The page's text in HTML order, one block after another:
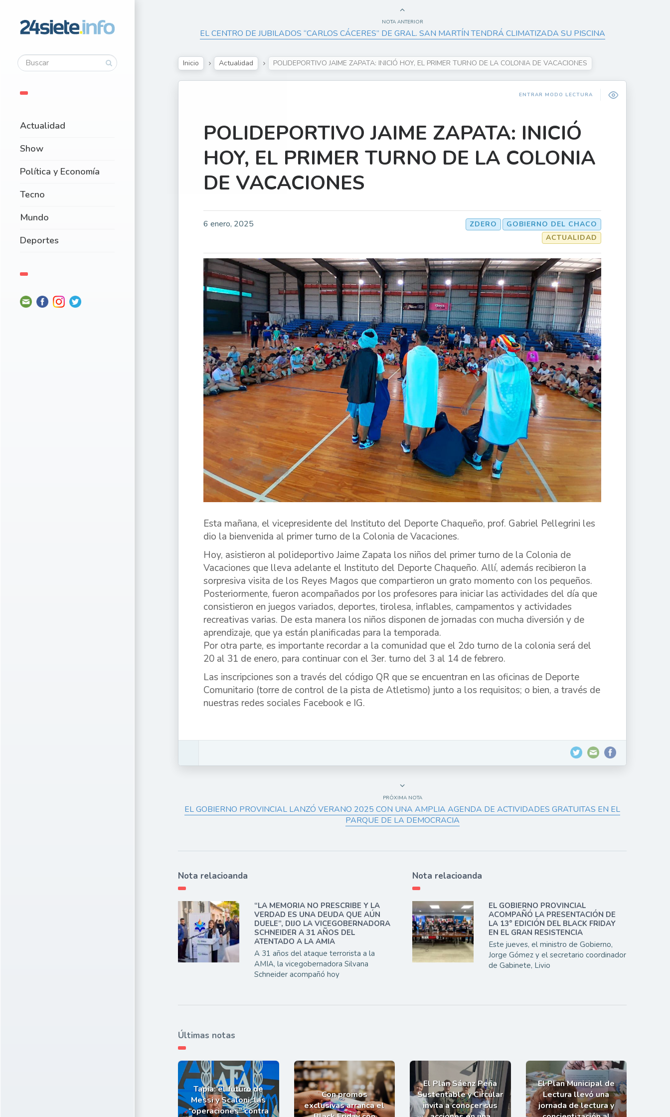
Actualidad
Show
Política y Economía
Tecno
Mundo
Deportes
NOTA ANTERIOR
EL CENTRO DE JUBILADOS “CARLOS CÁCERES” DE GRAL. SAN MARTÍN TENDRÁ CLIMATIZADA SU PISCINA
Inicio Actualidad POLIDEPORTIVO JAIME ZAPATA: INICIÓ HOY, EL PRIMER TURNO DE LA COLONIA DE VACACIONES
ENTRAR MODO LECTURA
POLIDEPORTIVO JAIME ZAPATA: INICIÓ
HOY, EL PRIMER TURNO DE LA COLONIA
DE VACACIONES
6 enero, 2025 GOBIERNO DEL CHACO
ZDERO
ACTUALIDAD
Esta mañana, el vicepresidente del Instituto del Deporte Chaqueño, prof. Gabriel Pellegrini les
dio la bienvenida al primer turno de la Colonia de Vacaciones.
Hoy, asistieron al polideportivo Jaime Zapata los niños del primer turno de la Colonia de
Vacaciones que lleva adelante el Instituto del Deporte Chaqueño. Allí, además recibieron la
sorpresiva visita de los Reyes Magos que compartieron un grato momento con los pequeños.
Posteriormente, fueron acompañados por los profesores para iniciar las actividades del día que
consistieron en juegos variados, deportes, tirolesa, inflables, campamentos y actividades
recreativas varias. De esta manera los niños disponen de jornadas con mucha diversión y de
aprendizaje, que ya están planificadas para la temporada.
Por otra parte, es importante recordar a la comunidad que el 2do turno de la colonia será del
20 al 31 de enero, para continuar con el 3er. turno del 3 al 14 de febrero.
Las inscripciones son a través del código QR que se encuentran en las oficinas de Deporte
Comunitario (torre de control de la pista de Atletismo) junto a los requisitos; o bien, a través de
nuestras redes sociales Facebook e IG.
PRÓXIMA NOTA
EL GOBIERNO PROVINCIAL LANZÓ VERANO 2025 CON UNA AMPLIA AGENDA DE ACTIVIDADES GRATUITAS EN EL
PARQUE DE LA DEMOCRACIA
Nota relacioanda
“LA MEMORIA NO PRESCRIBE Y LA
VERDAD ES UNA DEUDA QUE AÚN
DUELE”, DIJO LA VICEGOBERNADORA
SCHNEIDER A 31 AÑOS DEL
ATENTADO A LA AMIA
A 31 años del ataque terrorista a la
AMIA, la vicegobernadora Silvana
Schneider acompañó hoy
Nota relacioanda
EL GOBIERNO PROVINCIAL
ACOMPAÑÓ LA PRESENTACIÓN DE
LA 13° EDICIÓN DEL BLACK FRIDAY
EN EL GRAN RESISTENCIA
Este jueves, el ministro de Gobierno,
Jorge Gómez y el secretario coordinador
de Gabinete, Livio
Últimas notas
Tapia: el futuro de
Messi y Scaloni, las
“operaciones” contra
Con promos
exclusivas arranca el
El Plan Sáenz Peña
Sustentable y Circular
invita a conocer sus
El Plan Municipal de
Lectura llevó una
jornada de lectura y